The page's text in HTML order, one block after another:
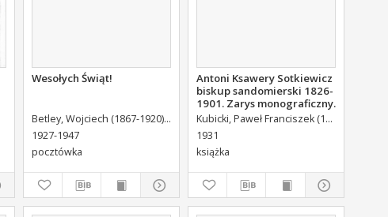
Wesołych Świąt!
Betley, Wojciech (1867-1920) Autor wzoru
1927-1947
pocztówka
Antoni Ksawery Sotkiewicz
biskup sandomierski 1826-
1901. Zarys monograficzny.
Kubicki, Paweł Franciszek (1871-1944)
1931
książka